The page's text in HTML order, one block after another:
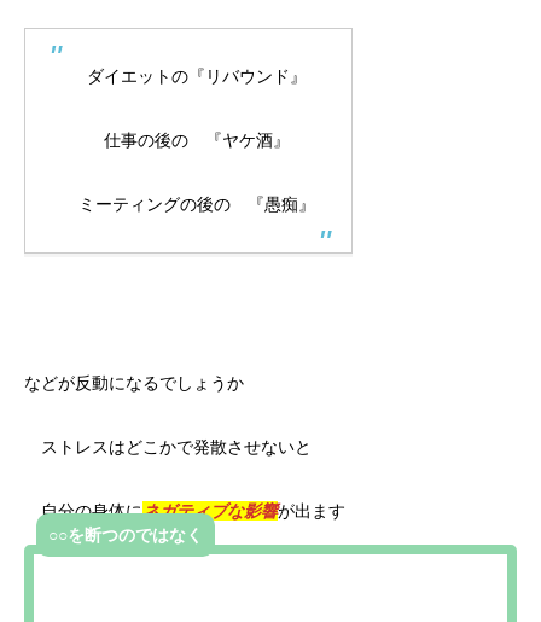
ダイエットの『リバウンド』
仕事の後の 『ヤケ酒』
ミーティングの後の 『愚痴』
などが反動になるでしょうか
ストレスはどこかで発散させないと
自分の身体にネガティブな影響が出ます
○○を断つのではなく